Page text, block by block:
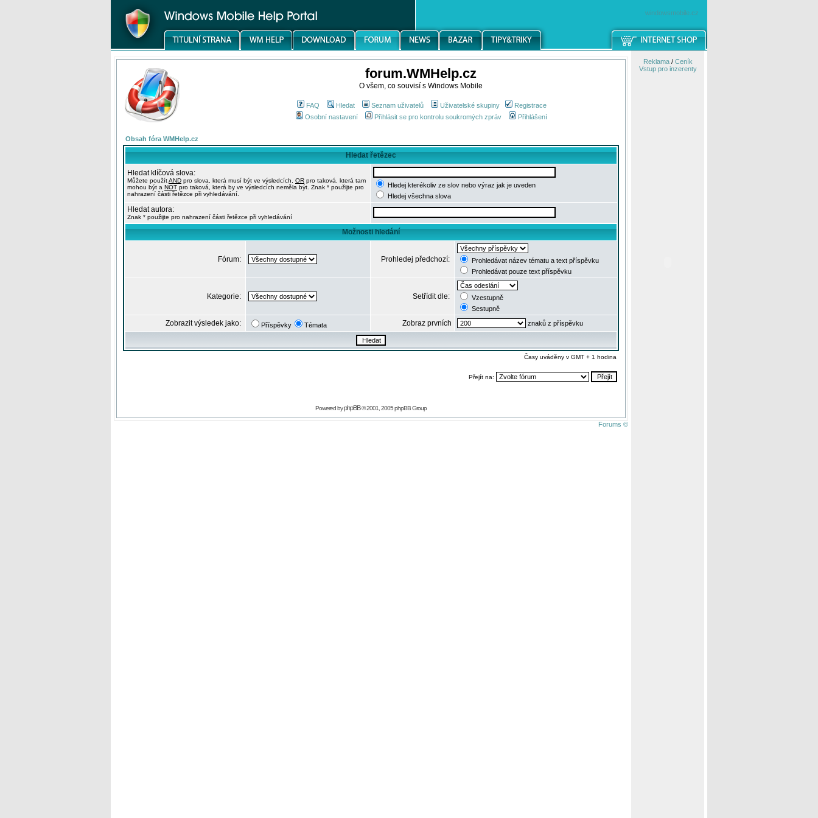
windowsmobile.cz
forum.WMHelp.cz
O všem, co souvisí s Windows Mobile
FAQ Hledat Seznam uživatelů Uživatelské skupiny
Registrace
Osobní nastavení
Přihlásit se pro kontrolu soukromých zpráv Přihlášení
Obsah fóra WMHelp.cz
Hledat řetězec
Hledat klíčová slova:
Můžete použítAND pro slova, která musí být ve výsledcích, OR pro taková, která tam
mohou být a NOT pro taková, která by ve výsledcích neměla být. Znak * použijte pro
nahrazení části řetězce při vyhledávání.
Hledej kterékoliv ze slov nebo výraz jak je uveden
Hledej všechna slova
Hledat autora:
Znak * použijte pro nahrazení části řetězce při vyhledávání
Možnosti hledání
Fórum: Prohledej předchozí:
Prohledávat název tématu a text příspěvku
Prohledávat pouze text příspěvku
Kategorie: Setřídit dle:
Vzestupně
Sestupně
Zobrazit výsledek jako: Příspěvky Témata Zobraz prvních znaků z příspěvku
Časy uváděny v GMT + 1 hodina
Přejít na:
Powered byphpBB© 2001, 2005 phpBB Group
Forums ©
Reklama/ Ceník
Vstup pro inzerenty